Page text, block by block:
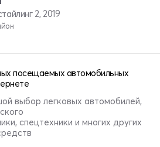
2, 2019
посещаемых автомобильных
выбор легковых автомобилей,
спецтехники и многих других